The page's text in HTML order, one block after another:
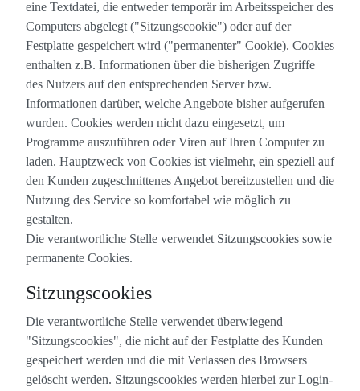
eine Textdatei, die entweder temporär im Arbeitsspeicher des
Computers abgelegt ("Sitzungscookie") oder auf der
Festplatte gespeichert wird ("permanenter" Cookie). Cookies
enthalten z.B. Informationen über die bisherigen Zugriffe
des Nutzers auf den entsprechenden Server bzw.
Informationen darüber, welche Angebote bisher aufgerufen
wurden. Cookies werden nicht dazu eingesetzt, um
Programme auszuführen oder Viren auf Ihren Computer zu
laden. Hauptzweck von Cookies ist vielmehr, ein speziell auf
den Kunden zugeschnittenes Angebot bereitzustellen und die
Nutzung des Service so komfortabel wie möglich zu
gestalten.
Die verantwortliche Stelle verwendet Sitzungscookies sowie
permanente Cookies.
Sitzungscookies
Die verantwortliche Stelle verwendet überwiegend
"Sitzungscookies", die nicht auf der Festplatte des Kunden
gespeichert werden und die mit Verlassen des Browsers
gelöscht werden. Sitzungscookies werden hierbei zur Login-